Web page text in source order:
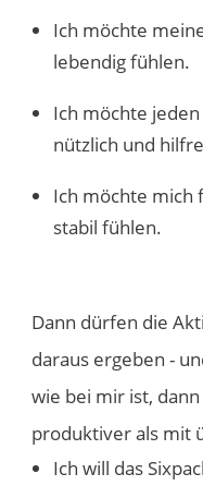
Ich möchte
lebendig fühlen.
Ich möchte jeden
nützlich und
Ich möchte mich
stabil fühlen.
Dann dürfen die
daraus ergeben -
wie bei mir ist,
produktiver als mit
Ich will das